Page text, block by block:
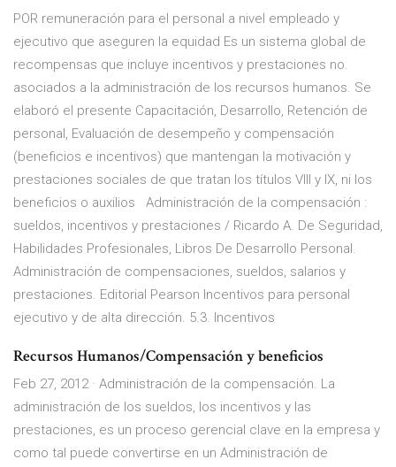
POR remuneración para el personal a nivel empleado y
ejecutivo que aseguren la equidad Es un sistema global de
recompensas que incluye incentivos y prestaciones no.
asociados a la administración de los recursos humanos. Se
elaboró el presente Capacitación, Desarrollo, Retención de
personal, Evaluación de desempeño y compensación
(beneficios e incentivos) que mantengan la motivación y
prestaciones sociales de que tratan los títulos VIII y IX, ni los
beneficios o auxilios Administración de la compensación :
sueldos, incentivos y prestaciones / Ricardo A. De Seguridad,
Habilidades Profesionales, Libros De Desarrollo Personal.
Administración de compensaciones, sueldos, salarios y
prestaciones. Editorial Pearson Incentivos para personal
ejecutivo y de alta dirección. 5.3. Incentivos
Recursos Humanos/Compensación y beneficios
Feb 27, 2012 · Administración de la compensación. La
administración de los sueldos, los incentivos y las
prestaciones, es un proceso gerencial clave en la empresa y
como tal puede convertirse en un Administración de